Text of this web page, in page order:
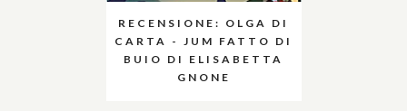
RECENSIONE: OLGA DI
CARTA - JUM FATTO DI
BUIO DI ELISABETTA
GNONE